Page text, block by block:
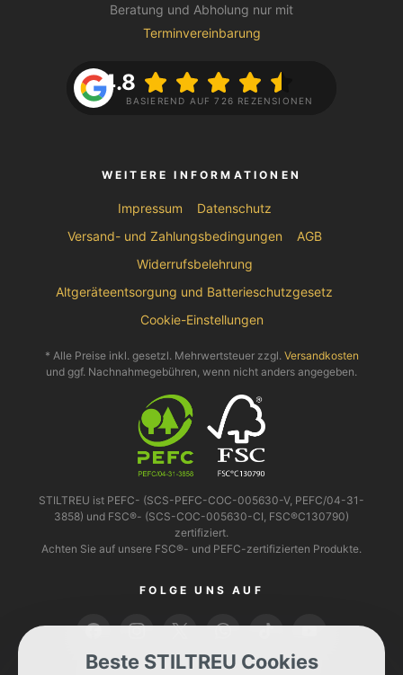
Beratung und Abholung nur mit
Terminvereinbarung
4.8
BASIEREND AUF 726 REZENSIONEN
WEITERE INFORMATIONEN
Impressum
Datenschutz
Versand- und Zahlungsbedingungen
AGB
Widerrufsbelehrung
Altgeräteentsorgung und Batterieschutzgesetz
Cookie-Einstellungen
* Alle Preise inkl. gesetzl. Mehrwertsteuer zzgl. Versandkosten
und ggf. Nachnahmegebühren, wenn nicht anders angegeben.
STILTREU ist PEFC- (SCS-PEFC-COC-005630-V, PEFC/04-31-
3858) und FSC®- (SCS-COC-005630-CI, FSC®C130790)
zertifiziert.
Achten Sie auf unsere FSC®- und PEFC-zertifizierten Produkte.
FOLGE UNS AUF
Beste STILTREU Cookies